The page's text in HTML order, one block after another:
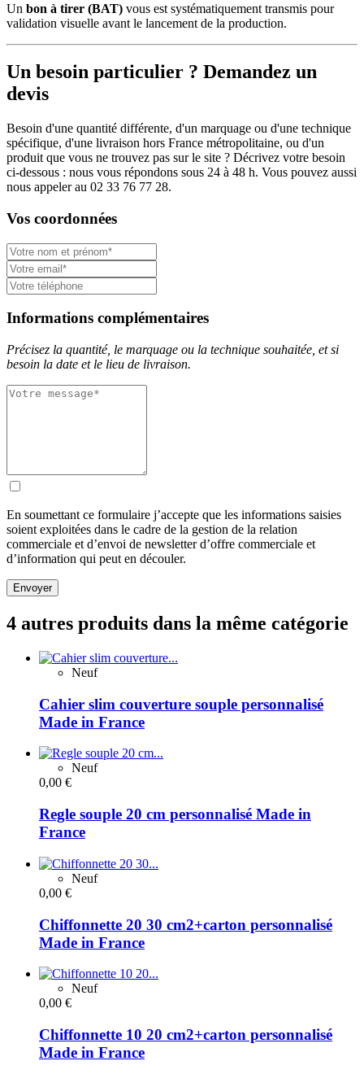
Un bon à tirer (BAT) vous est systématiquement transmis pour
validation visuelle avant le lancement de la production.
Un besoin particulier ? Demandez un
devis
Besoin d'une quantité différente, d'un marquage ou d'une technique
spécifique, d'une livraison hors France métropolitaine, ou d'un
produit que vous ne trouvez pas sur le site ? Décrivez votre besoin
ci-dessous : nous vous répondons sous 24 à 48 h. Vous pouvez aussi
nous appeler au 02 33 76 77 28.
Vos coordonnées
Informations complémentaires
Précisez la quantité, le marquage ou la technique souhaitée, et si
besoin la date et le lieu de livraison.
En soumettant ce formulaire j’accepte que les informations saisies
soient exploitées dans le cadre de la gestion de la relation
commerciale et d’envoi de newsletter d’offre commerciale et
d’information qui peut en découler.
Envoyer
4 autres produits dans la même catégorie
Neuf
Cahier slim couverture souple personnalisé
Made in France
Neuf
0,00 €
Regle souple 20 cm personnalisé Made in
France
Neuf
0,00 €
Chiffonnette 20 30 cm2+carton personnalisé
Made in France
Neuf
0,00 €
Chiffonnette 10 20 cm2+carton personnalisé
Made in France